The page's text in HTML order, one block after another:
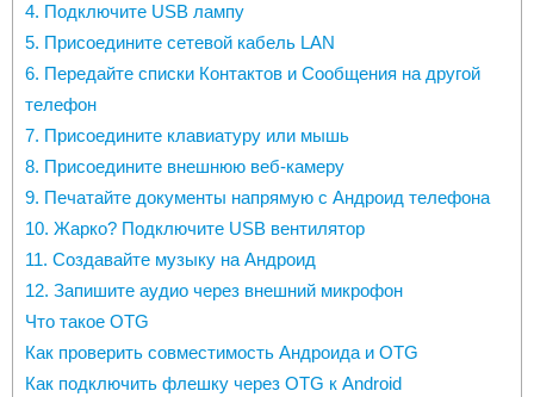
4. Подключите USB лампу
5. Присоедините сетевой кабель LAN
6. Передайте списки Контактов и Сообщения на другой
телефон
7. Присоедините клавиатуру или мышь
8. Присоедините внешнюю веб-камеру
9. Печатайте документы напрямую с Андроид телефона
10. Жарко? Подключите USB вентилятор
11. Создавайте музыку на Андроид
12. Запишите аудио через внешний микрофон
Что такое OTG
Как проверить совместимость Андроида и OTG
Как подключить флешку через OTG к Android